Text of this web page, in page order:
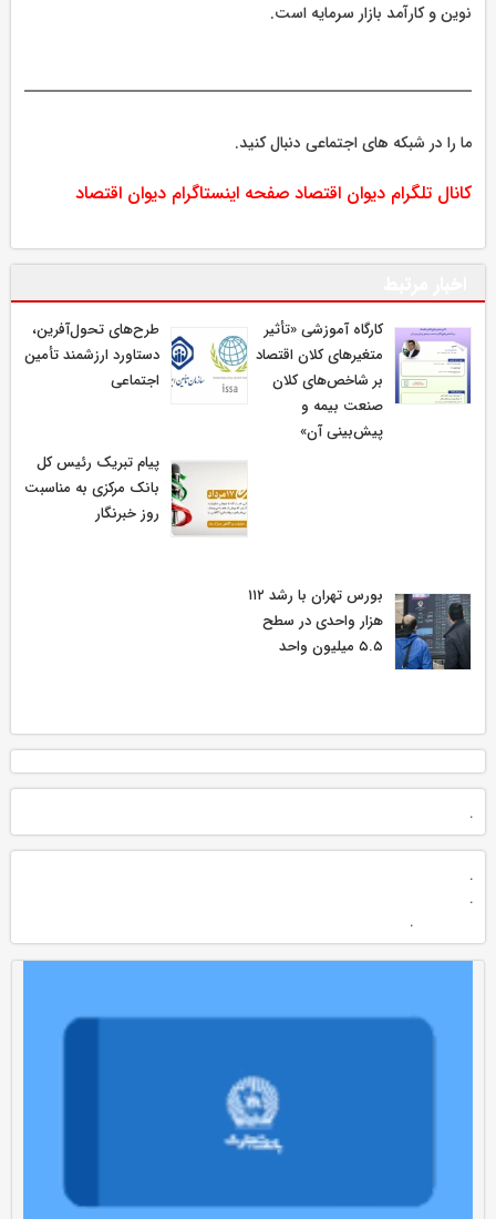
نوین و کارآمد بازار سرمایه است.
ما را در شبکه های اجتماعی دنبال کنید.
کانال تلگرام دیوان اقتصاد صفحه اینستاگرام دیوان اقتصاد
كارگاه آموزشی «تأثیر
متغیرهای كلان اقتصاد
بر شاخص‌های كلان
صنعت بیمه و
پیش‌بینی آن»
طرح‌های تحول‌آفرین،
دستاورد ارزشمند تأمین
اجتماعی
پیام تبریک رئیس کل
بانک مرکزی به مناسبت
روز خبرنگار
بورس تهران با رشد ۱۱۲
هزار واحدی در سطح
۵.۵ میلیون واحد
.
.
.
.